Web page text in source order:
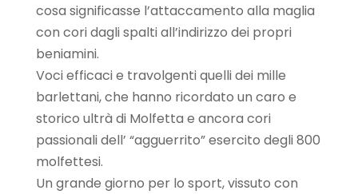
cosa significasse l’attaccamento alla maglia
con cori dagli spalti all’indirizzo dei propri
beniamini.
Voci efficaci e travolgenti quelli dei mille
barlettani, che hanno ricordato un caro e
storico ultrà di Molfetta e ancora cori
passionali dell’ “agguerrito” esercito degli 800
molfettesi.
Un grande giorno per lo sport, vissuto con